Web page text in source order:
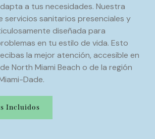
a tus necesidades. Nuestra
servicios sanitarios presenciales y
diseñada para
en tu estilo de vida. Esto
la mejor atención, accesible en
North Miami Beach o de la región
Dade.
Incluidos